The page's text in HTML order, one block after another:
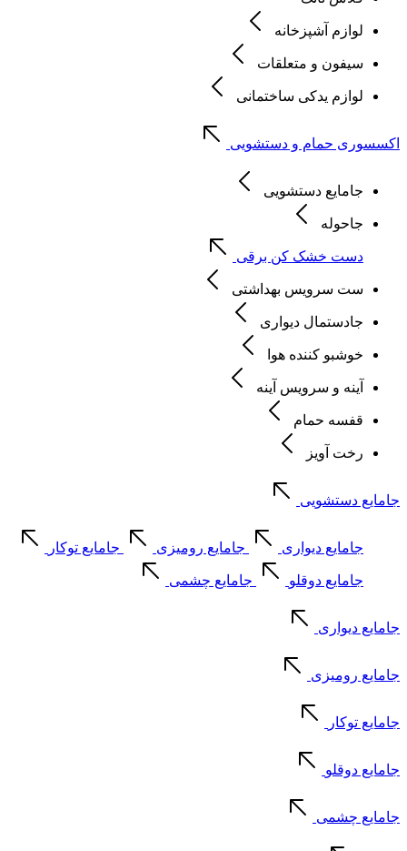
لوازم آشپزخانه
سیفون و متعلقات
لوازم یدکی ساختمانی
اکسسوری حمام و دستشویی
جامایع دستشویی
جاحوله
دست خشک کن برقی
ست سرویس بهداشتی
جادستمال دیواری
خوشبو کننده هوا
آینه و سرویس آینه
قفسه حمام
رخت آویز
جامایع دستشویی
جامایع دیواری جامایع رومیزی جامایع توکار
جامایع دوقلو جامایع چشمی
جامایع دیواری
جامایع رومیزی
جامایع توکار
جامایع دوقلو
جامایع چشمی